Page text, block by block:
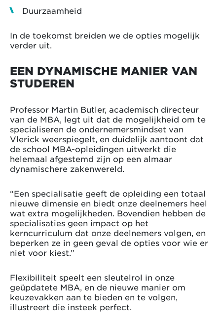
Duurzaamheid
In de toekomst breiden we de opties mogelijk
verder uit.
EEN DYNAMISCHE MANIER VAN
STUDEREN
Professor Martin Butler, academisch directeur
van de MBA, legt uit dat de mogelijkheid om te
specialiseren de ondernemersmindset van
Vlerick weerspiegelt, en duidelijk aantoont dat
de school MBA-opleidingen uitwerkt die
helemaal afgestemd zijn op een almaar
dynamischere zakenwereld.
“Een specialisatie geeft de opleiding een totaal
nieuwe dimensie en biedt onze deelnemers heel
wat extra mogelijkheden. Bovendien hebben de
specialisaties geen impact op het
kerncurriculum dat onze deelnemers volgen, en
beperken ze in geen geval de opties voor wie er
niet voor kiest.”
Flexibiliteit speelt een sleutelrol in onze
geüpdatete MBA, en de nieuwe manier om
keuzevakken aan te bieden en te volgen,
illustreert die insteek perfect.